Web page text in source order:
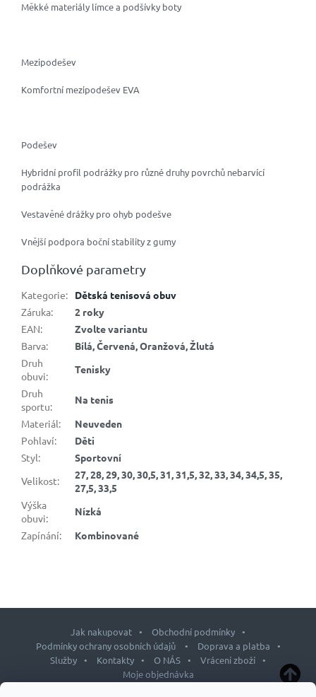
Měkké materiály límce a podšívky boty
Mezipodešev
Komfortní mezipodešev EVA
Podešev
Hybridní profil podrážky pro různé druhy povrchů nebarvící
podrážka
Vestavěné drážky pro ohyb podešve
Vnější podpora boční stability z gumy
Doplňkové parametry
Kategorie:
Dětská tenisová obuv
Záruka:
2 roky
EAN:
Zvolte variantu
Barva:
Bílá, Červená, Oranžová, Žlutá
Druh
obuvi:
Tenisky
Druh
sportu:
Na tenis
Materiál:
Neuveden
Pohlaví:
Děti
Styl:
Sportovní
Velikost:
27, 28, 29, 30, 30,5, 31, 31,5, 32, 33, 34, 34,5, 35,
27,5, 33,5
Výška
obuvi:
Nízká
Zapínání: Kombinované
Jak nakupovat
Obchodní podmínky
Podmínky ochrany osobních údajů
Doprava a platba
Služby
Kontakty O NÁS
Vrácení zboží
Moje objednávka